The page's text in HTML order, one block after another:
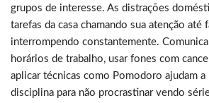
grupos de interesse. As distrações
tarefas da casa chamando sua atenção até
interrompendo constantemente.
horários de trabalho, usar fones com
aplicar técnicas como Pomodoro ajudam
disciplina para não procrastinar vendo